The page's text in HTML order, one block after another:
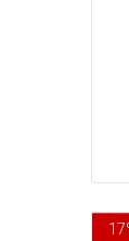
17